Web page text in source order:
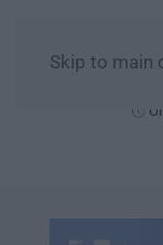
Skip to main